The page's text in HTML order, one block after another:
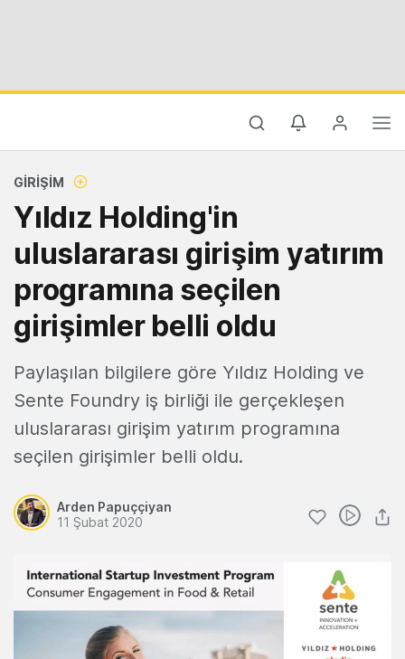
GIRIŞIM
Yıldız Holding'in
uluslararası girişim yatırım
programına seçilen
girişimler belli oldu
Paylaşılan bilgilere göre Yıldız Holding ve
Sente Foundry iş birliği ile gerçekleşen
uluslararası girişim yatırım programına
seçilen girişimler belli oldu.
Arden Papuççiyan
11 Şubat 2020